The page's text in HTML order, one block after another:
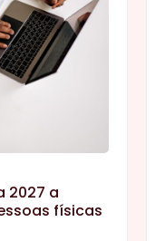
2027 a
físicas